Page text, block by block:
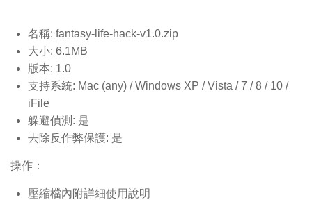
名稱: fantasy-life-hack-v1.0.zip
大小: 6.1MB
版本: 1.0
支持系統: Mac (any) / Windows XP / Vista / 7 / 8 / 10 /
iFile
躲避偵測: 是
去除反作弊保護: 是
操作：
壓縮檔內附詳細使用說明